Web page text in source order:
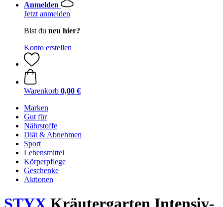
Anmelden
Jetzt anmelden
Bist du neu hier?
Konto erstellen
Warenkorb 0,00 €
Marken
Gut für
Nährstoffe
Diät & Abnehmen
Sport
Lebensmittel
Körperpflege
Geschenke
Aktionen